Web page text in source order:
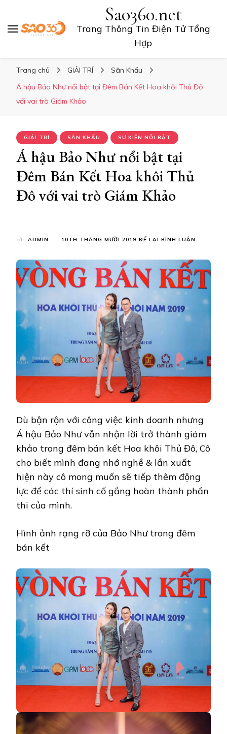
Sao360.net
Trang Thông Tin Điện Tử Tổng
Hợp
Trang chủ GIẢI TRÍ
Sân Khấu
Á hậu Bảo Như nổi bật tại Đêm Bán Kết Hoa khôi Thủ Đô
với vai trò Giám Khảo
GIẢI TRÍ SÂN KHẤU SỰ KIỆN NỔI BẬT
Á hậu Bảo Như nổi bật tại
Đêm Bán Kết Hoa khôi Thủ
Đô với vai trò Giám Khảo
bởi ADMIN 10TH THÁNG MƯỜI 2019 ĐỂ LẠI BÌNH LUẬN
NHƯ
NỔI
TẠI
THỦ
ĐÔ
VỚI
GIÁM
Dù bận rộn với công việc kinh doanh nhưng
Á hậu Bảo Như vẫn nhận lời trở thành giám
khảo trong đêm bán kết Hoa khôi Thủ Đô, Cô
cho biết mình đang nhớ nghề & lần xuất
hiện này cô mong muốn sẽ tiếp thêm động
lực để các thí sinh cố gắng hoàn thành phần
thi của mình.
Hình ảnh rạng rỡ của Bảo Như trong đêm
bán kết